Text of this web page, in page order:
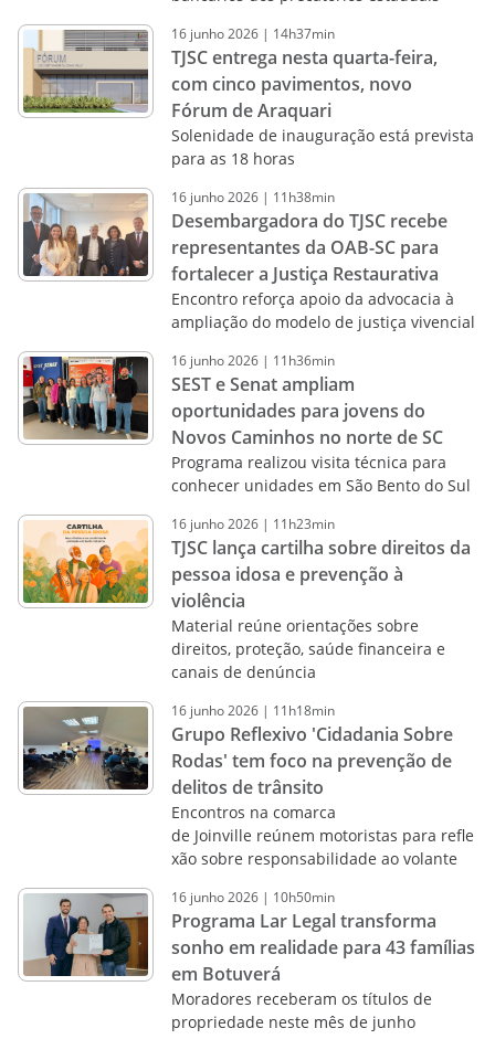
16 junho2026 | 14h37min
TJSC entrega nesta quarta-feira,
com cinco pavimentos, novo
Fórum de Araquari
Solenidade de inauguração está prevista
para as 18 horas
16 junho2026 | 11h38min
Desembargadora do TJSC recebe
representantes da OAB-SC para
fortalecer a Justiça Restaurativa
Encontro reforça apoio da advocacia à
ampliação do modelo de justiça vivencial
16 junho2026 | 11h36min
SEST e Senat ampliam
oportunidades para jovens do
Novos Caminhos no norte de SC
Programa realizou visita técnica para
conhecer unidades em São Bento do Sul
16 junho2026 | 11h23min
TJSC lança cartilha sobre direitos da
pessoa idosa e prevenção à
violência
Material reúne orientações sobre
direitos, proteção, saúde financeira e
canais de denúncia
16 junho2026 | 11h18min
Grupo Reflexivo 'Cidadania Sobre
Rodas' tem foco na prevenção de
delitos de trânsito
Encontros na comarca
de Joinville reúnem motoristas para refle
xão sobre responsabilidade ao volante
16 junho2026 | 10h50min
Programa Lar Legal transforma
sonho em realidade para 43 famílias
em Botuverá
Moradores receberam os títulos de
propriedade neste mês de junho